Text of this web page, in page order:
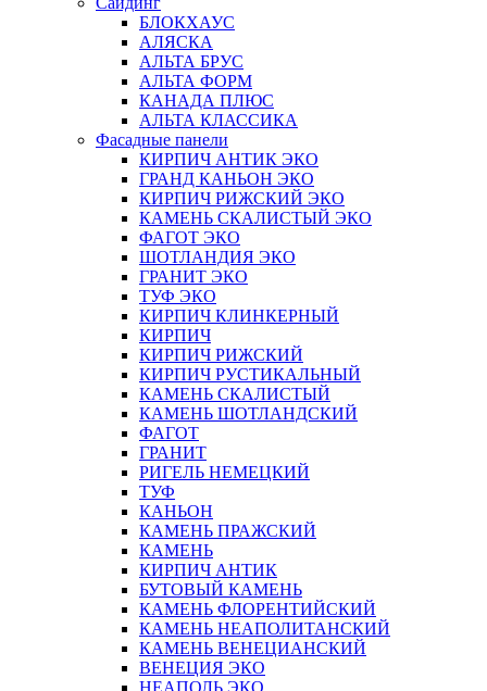
БЛОКХАУС
АЛЯСКА
АЛЬТА БРУС
АЛЬТА ФОРМ
КАНАДА ПЛЮС
АЛЬТА КЛАССИКА
Фасадные панели
КИРПИЧ АНТИК ЭКО
ГРАНД КАНЬОН ЭКО
КИРПИЧ РИЖСКИЙ ЭКО
КАМЕНЬ СКАЛИСТЫЙ ЭКО
ФАГОТ ЭКО
ШОТЛАНДИЯ ЭКО
ГРАНИТ ЭКО
ТУФ ЭКО
КИРПИЧ КЛИНКЕРНЫЙ
КИРПИЧ
КИРПИЧ РИЖСКИЙ
КИРПИЧ РУСТИКАЛЬНЫЙ
КАМЕНЬ СКАЛИСТЫЙ
КАМЕНЬ ШОТЛАНДСКИЙ
ФАГОТ
ГРАНИТ
РИГЕЛЬ НЕМЕЦКИЙ
ТУФ
КАНЬОН
КАМЕНЬ ПРАЖСКИЙ
КАМЕНЬ
КИРПИЧ АНТИК
БУТОВЫЙ КАМЕНЬ
КАМЕНЬ ФЛОРЕНТИЙСКИЙ
КАМЕНЬ НЕАПОЛИТАНСКИЙ
КАМЕНЬ ВЕНЕЦИАНСКИЙ
ВЕНЕЦИЯ ЭКО
НЕАПОЛЬ ЭКО